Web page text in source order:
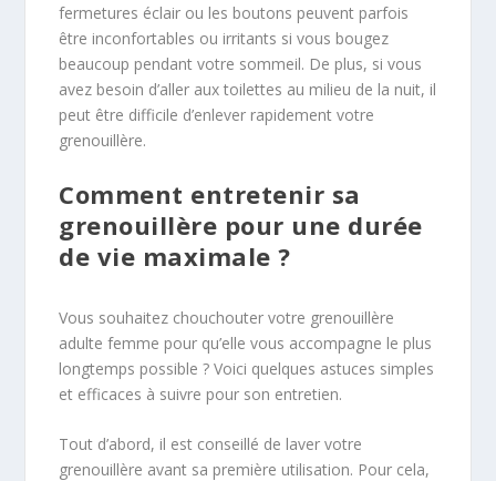
fermetures éclair ou les boutons peuvent parfois
être inconfortables ou irritants si vous bougez
beaucoup pendant votre sommeil. De plus, si vous
avez besoin d’aller aux toilettes au milieu de la nuit, il
peut être difficile d’enlever rapidement votre
grenouillère.
Comment entretenir sa
grenouillère pour une durée
de vie maximale ?
Vous souhaitez chouchouter votre grenouillère
adulte femme pour qu’elle vous accompagne le plus
longtemps possible ? Voici quelques astuces simples
et efficaces à suivre pour son entretien.
Tout d’abord, il est conseillé de laver votre
grenouillère avant sa première utilisation. Pour cela,